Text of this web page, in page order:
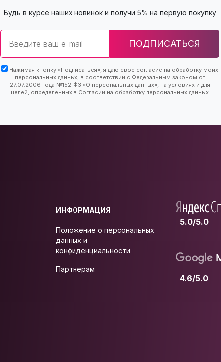
Будь в курсе наших новинок и получи 5% на первую покупку
Email
ПОДПИСАТЬСЯ
Нажимая кнопку «Подписаться», я даю свое согласие на обработку моих
персональных данных, в соответствии с Федеральным законом от
27.07.2006 года №152-ФЗ «О персональных данных», на условиях и для
целей, определенных в Согласии на обработку персональных данных
ИНФОРМАЦИЯ
Положение о персональных
данных и
конфиденциальности
Партнерам
5.0/5.0
4.6/5.0